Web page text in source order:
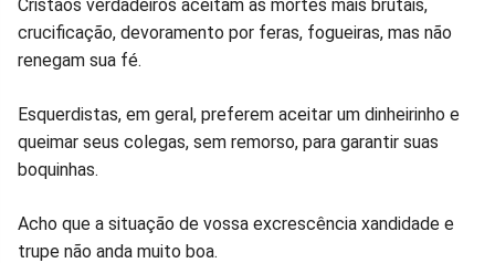
Cristãos verdadeiros aceitam as mortes mais brutais,
crucificação, devoramento por feras, fogueiras, mas não
renegam sua fé.
Esquerdistas, em geral, preferem aceitar um dinheirinho e
queimar seus colegas, sem remorso, para garantir suas
boquinhas.
Acho que a situação de vossa excrescência xandidade e
trupe não anda muito boa.